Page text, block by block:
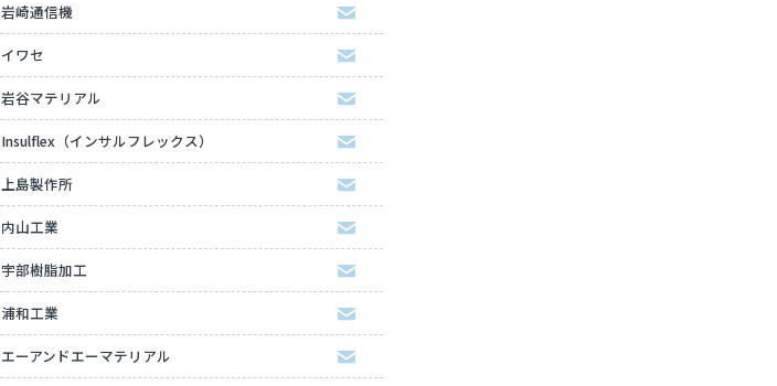
岩崎通信機
イワセ
岩谷マテリアル
Insulflex（インサルフレックス）
上島製作所
内山工業
宇部樹脂加工
浦和工業
エーアンドエーマテリアル